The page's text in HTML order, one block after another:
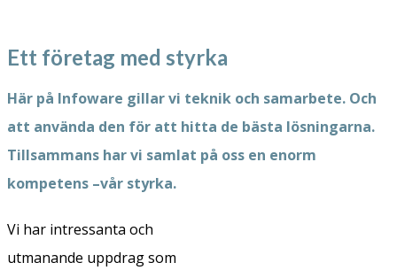
Ett företag med styrka
Här på Infoware gillar vi teknik och samarbete. Och
att använda den för att hitta de bästa lösningarna.
Tillsammans har vi samlat på oss en enorm
kompetens –vår styrka.
Vi har intressanta och
utmanande uppdrag som